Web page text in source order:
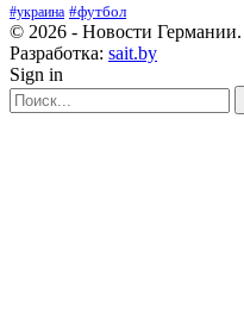
#украина #футбол
© 2026 - Новости Германии.
Разработка: sait.by
Sign in